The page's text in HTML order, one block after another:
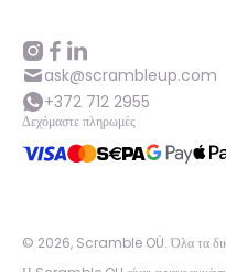
ask@scrambleup.com
+372 712 2955
Δεχόμαστε πληρωμές
© 2026, Scramble OÜ. Όλα τα